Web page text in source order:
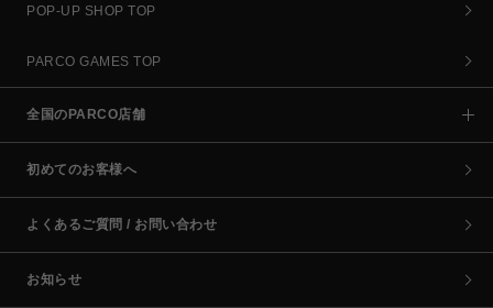
POP-UP SHOP TOP
PARCO GAMES TOP
全国のPARCO店舗
初めてのお客様へ
よくあるご質問 / お問い合わせ
お知らせ